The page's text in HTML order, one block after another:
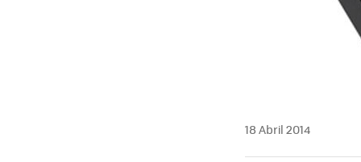
18 Abril 2014